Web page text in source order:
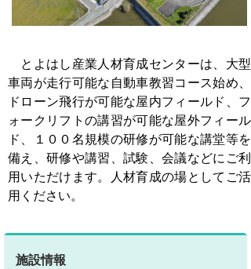
とよはし産業人材育成センターは、大型
車両が走行可能な 自動車教習コース始め、
ドローン飛行が可能な屋内フィールド、フ
ォークリフトの講習が可能な屋外フィール
ド、１００名規模の研修が可能な講堂等を
備え、研修や講習、試験、会議などにご利
用いただけます。人材育成の場としてご活
用ください。
施設情報